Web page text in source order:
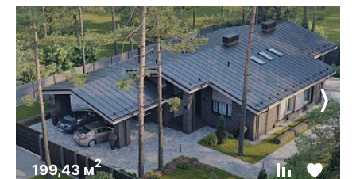
199,43 м2